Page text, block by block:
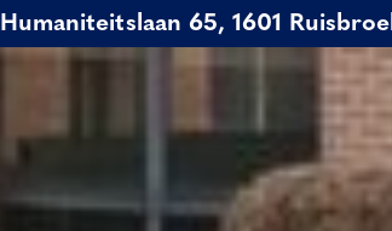
Humaniteitslaan 65, 1601